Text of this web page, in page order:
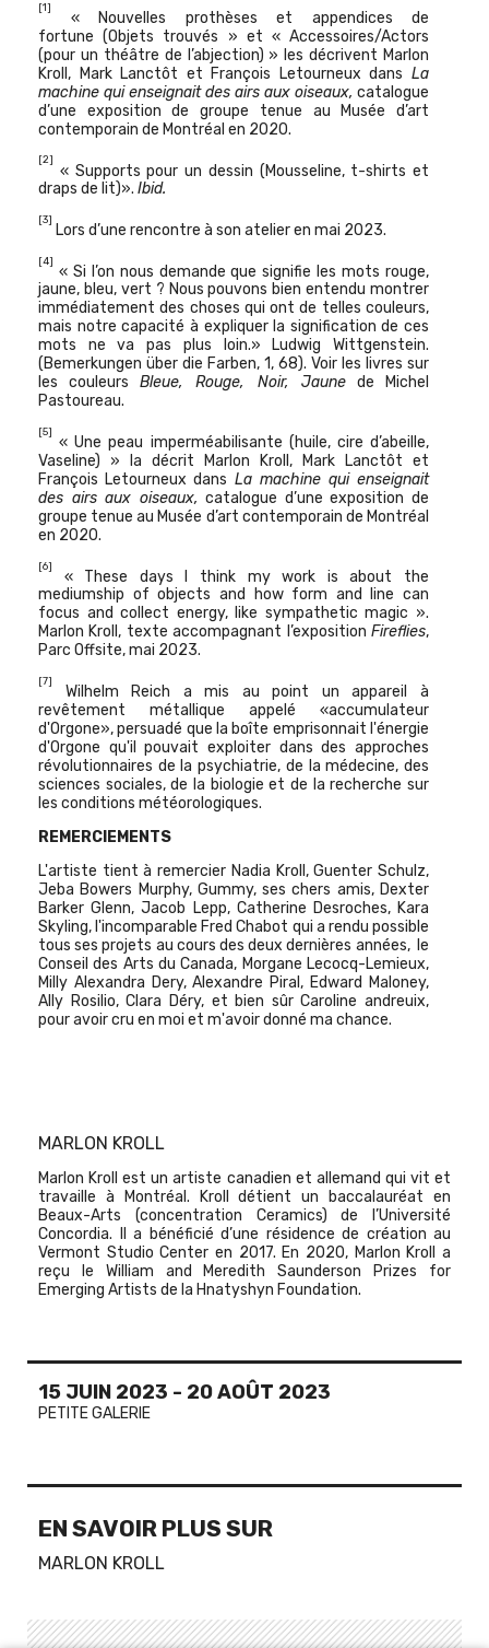
[1]
« Nouvelles prothèses et appendices de
fortune (Objets trouvés » et « Accessoires/Actors
(pour un théâtre de l’abjection) » les décrivent Marlon
Kroll, Mark Lanctôt et François Letourneux dans La
machine qui enseignait des airs aux oiseaux, catalogue
d’une exposition de groupe tenue au Musée d’art
contemporain de Montréal en 2020.
[2]
« Supports pour un dessin (Mousseline, t-shirts et
draps de lit)». Ibid.
[3]
Lors d’une rencontre à son atelier en mai 2023.
[4]
« Si l’on nous demande que signifie les mots rouge,
jaune, bleu, vert ? Nous pouvons bien entendu montrer
immédiatement des choses qui ont de telles couleurs,
mais notre capacité à expliquer la signification de ces
mots ne va pas plus loin.» Ludwig Wittgenstein.
(Bemerkungen über die Farben, 1, 68). Voir les livres sur
les couleursBleue, Rouge, Noir, Jaunede Michel
Pastoureau.
[5]
« Une peau imperméabilisante (huile, cire d’abeille,
Vaseline) » la décrit Marlon Kroll, Mark Lanctôt et
François Letourneux dans La machine qui enseignait
des airs aux oiseaux, catalogue d’une exposition de
groupe tenue au Musée d’art contemporain de Montréal
en 2020.
[6]
« These days I think my work is about the
mediumship of objects and how form and line can
focus and collect energy, like sympathetic magic ».
Marlon Kroll, texte accompagnant l’exposition Fireflies,
Parc Offsite, mai 2023.
[7]
Wilhelm Reich a mis au point un appareil à
revêtement métallique appelé «accumulateur
d'Orgone», persuadé que la boîte emprisonnait l'énergie
d'Orgone qu'il pouvait exploiter dans des approches
révolutionnaires de la psychiatrie, de la médecine, des
sciences sociales, de la biologie et de la recherche sur
les conditions météorologiques.
REMERCIEMENTS
L'artiste tient à remercier Nadia Kroll, Guenter Schulz,
Jeba Bowers Murphy, Gummy, ses chers amis, Dexter
Barker Glenn, Jacob Lepp, Catherine Desroches, Kara
Skyling, l'incomparable Fred Chabot qui a rendu possible
tous ses projets au cours des deux dernières années, le
Conseil des Arts du Canada, Morgane Lecocq-Lemieux,
Milly Alexandra Dery, Alexandre Piral, Edward Maloney,
Ally Rosilio, Clara Déry, et bien sûr Caroline andreuix,
pour avoir cru en moi et m'avoir donné ma chance.
MARLON KROLL
Marlon Kroll est un artiste canadien et allemand qui vit et
travaille à Montréal. Kroll détient un baccalauréat en
Beaux-Arts (concentration Ceramics) de l’Université
Concordia. Il a bénéficié d’une résidence de création au
Vermont Studio Center en 2017. En 2020, Marlon Kroll a
reçu le William and Meredith Saunderson Prizes for
Emerging Artists de la Hnatyshyn Foundation.
15 JUIN 2023 - 20 AOÛT 2023
PETITE GALERIE
EN SAVOIR PLUS SUR
MARLON KROLL